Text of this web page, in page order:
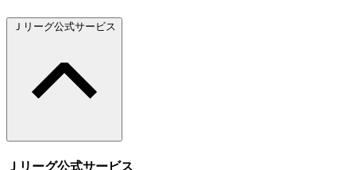
Ｊリーグ公式サービス
Ｊリーグ公式サービス